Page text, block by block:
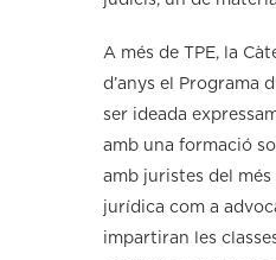
A més de TPE, la
d’anys el Programa
ser ideada
amb una formació
amb juristes del
jurídica com a
impartiran les